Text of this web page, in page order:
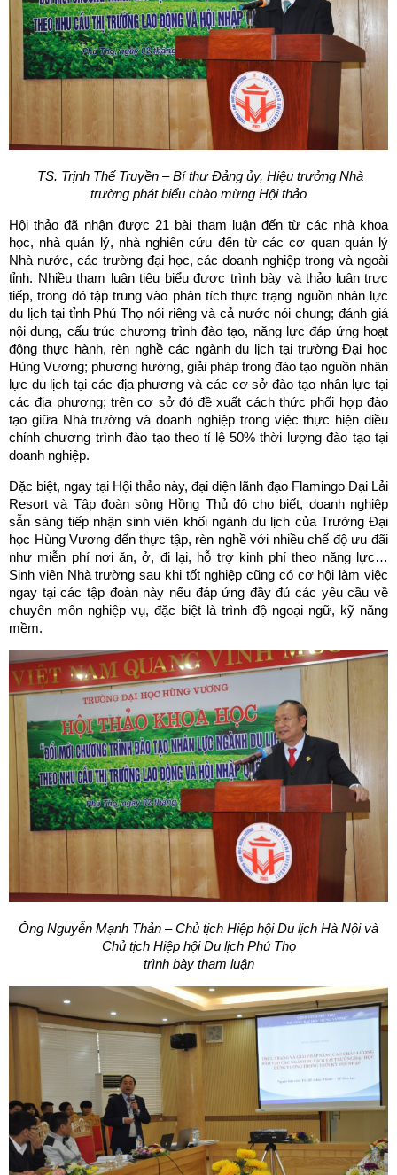
TS. Trịnh Thế Truyền – Bí thư Đảng ủy, Hiệu trưởng Nhà
trường phát biểu chào mừng Hội thảo
Hội thảo đã nhận được 21 bài tham luận đến từ các nhà khoa
học, nhà quản lý, nhà nghiên cứu đến từ các cơ quan quản lý
Nhà nước, các trường đại học, các doanh nghiệp trong và ngoài
tỉnh. Nhiều tham luận tiêu biểu được trình bày và thảo luận trực
tiếp, trong đó tập trung vào phân tích thực trạng nguồn nhân lực
du lịch tại tỉnh Phú Thọ nói riêng và cả nước nói chung; đánh giá
nội dung, cấu trúc chương trình đào tạo, năng lực đáp ứng hoạt
động thực hành, rèn nghề các ngành du lịch tại trường Đại học
Hùng Vương; phương hướng, giải pháp trong đào tạo nguồn nhân
lực du lịch tại các địa phương và các cơ sở đào tạo nhân lực tại
các địa phương; trên cơ sở đó đề xuất cách thức phối hợp đào
tạo giữa Nhà trường và doanh nghiệp trong việc thực hiện điều
chỉnh chương trình đào tạo theo tỉ lệ 50% thời lượng đào tạo tại
doanh nghiệp.
Đặc biệt, ngay tại Hội thảo này, đại diện lãnh đạo Flamingo Đại Lải
Resort và Tập đoàn sông Hồng Thủ đô cho biết, doanh nghiệp
sẵn sàng tiếp nhận sinh viên khối ngành du lịch của Trường Đại
học Hùng Vương đến thực tập, rèn nghề với nhiều chế độ ưu đãi
như miễn phí nơi ăn, ở, đi lại, hỗ trợ kinh phí theo năng lực…
Sinh viên Nhà trường sau khi tốt nghiệp cũng có cơ hội làm việc
ngay tại các tập đoàn này nếu đáp ứng đầy đủ các yêu cầu về
chuyên môn nghiệp vụ, đặc biệt là trình độ ngoại ngữ, kỹ năng
mềm.
Ông Nguyễn Mạnh Thản – Chủ tịch Hiệp hội Du lịch Hà Nội và
Chủ tịch Hiệp hội Du lịch Phú Thọ
trình bày tham luận